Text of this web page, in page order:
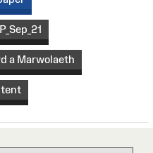
a Marwolaeth